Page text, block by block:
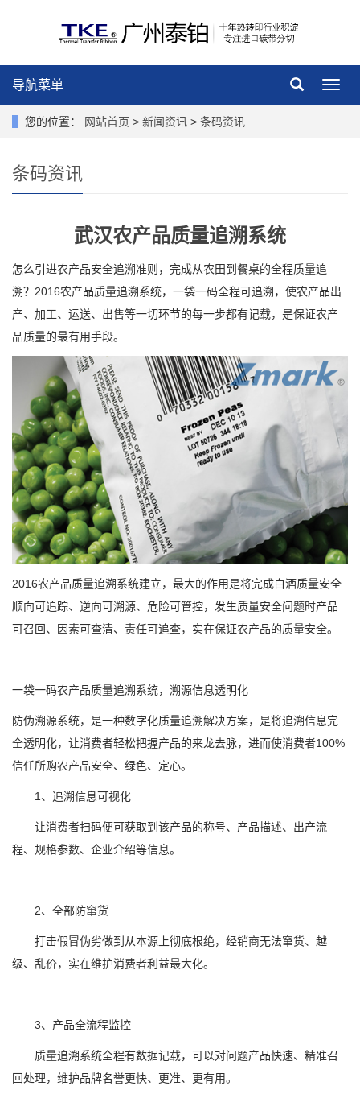
导
航
导航菜单
您的位置： 网站首页 > 新闻资讯 > 条码资讯
条码资讯
武汉农产品质量追溯系统
怎么引进农产品安全追溯准则，完成从农田到餐桌的全程质量追
溯？2016农产品质量追溯系统，一袋一码全程可追溯，使农产品出
产、加工、运送、出售等一切环节的每一步都有记载，是保证农产
品质量的最有用手段。
2016农产品质量追溯系统建立，最大的作用是将完成白酒质量安全
顺向可追踪、逆向可溯源、危险可管控，发生质量安全问题时产品
可召回、因素可查清、责任可追查，实在保证农产品的质量安全。
一袋一码农产品质量追溯系统，溯源信息透明化
防伪溯源系统，是一种数字化质量追溯解决方案，是将追溯信息完
全透明化，让消费者轻松把握产品的来龙去脉，进而使消费者100%
信任所购农产品安全、绿色、定心。
1、追溯信息可视化
让消费者扫码便可获取到该产品的称号、产品描述、出产流
程、规格参数、企业介绍等信息。
2、全部防窜货
打击假冒伪劣做到从本源上彻底根绝，经销商无法窜货、越
级、乱价，实在维护消费者利益最大化。
3、产品全流程监控
质量追溯系统全程有数据记载，可以对问题产品快速、精准召
回处理，维护品牌名誉更快、更准、更有用。